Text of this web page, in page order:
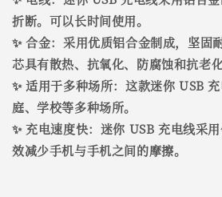
折断。可以长时间使用。
✨ 合金：采用优质铝合金制成，坚固
芯具有散热、抗氧化、防腐蚀和抗老化
✨ 适用于多种场所：这款迷你 USB
庭、学校等多种场所。
✨ 充电速度快：迷你 USB 充电线采
效减少手机与手机之间的摩擦。